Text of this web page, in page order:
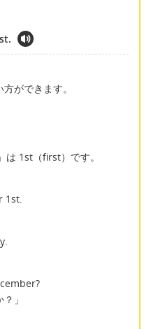
ができます。
は 1st（first）です。
1st.
」